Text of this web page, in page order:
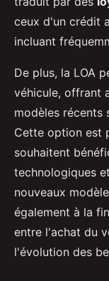
ceux d'un crédit
incluant
De plus, la LOA
véhicule, offrant
modèles récents
Cette option est
souhaitent
technologiques
nouveaux
également à la
entre l'achat du
l'évolution des